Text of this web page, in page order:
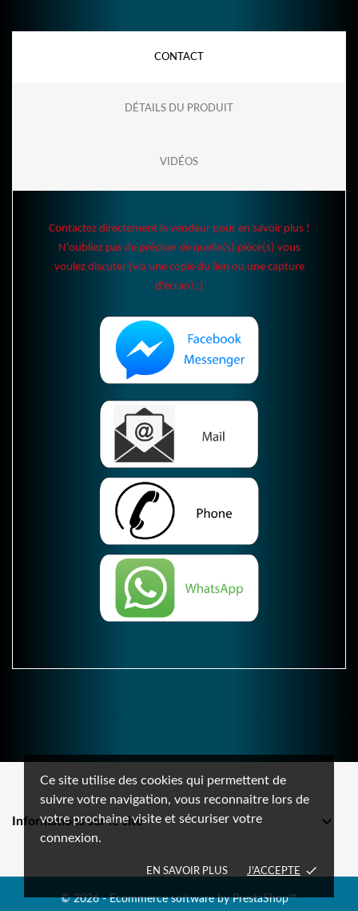
Ce site utilise des cookies qui permettent de
suivre votre navigation, vous reconnaitre lors de
votre prochaine visite et sécuriser votre
connexion.
EN SAVOIR PLUS J'ACCEPTE done
CONTACT
DÉTAILS DU PRODUIT
VIDÉOS
Contactez directement le vendeur pour en savoir plus !
N'oubliez pas de préciser de quelle(s) pièce(s) vous
voulez discuter (via une copie du lien ou une capture
d'écran) :)
Informations sur le site 
© 2026 - Ecommerce software by PrestaShop™